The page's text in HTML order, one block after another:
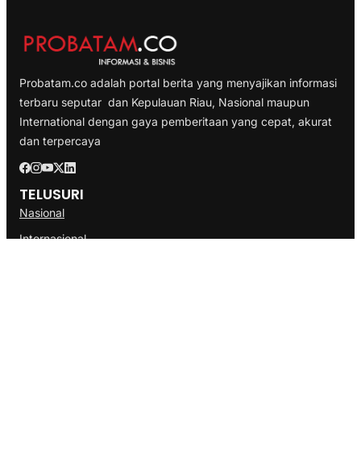
Probatam.co adalah portal berita yang menyajikan informasi
terbaru seputar dan Kepulauan Riau, Nasional maupun
International dengan gaya pemberitaan yang cepat, akurat
dan terpercaya
TELUSURI
Nasional
Internasional